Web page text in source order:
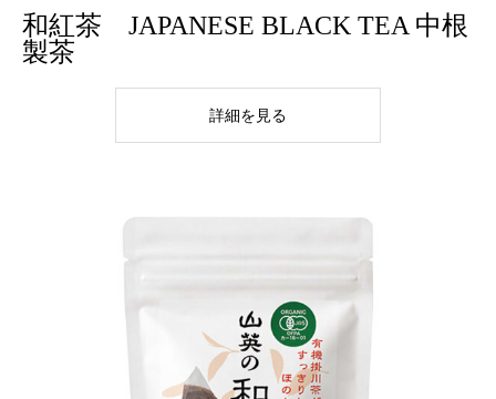
和紅茶 JAPANESE BLACK TEA 中根
製茶
詳細を見る